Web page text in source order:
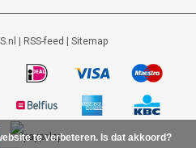
RSS-feed Sitemap
te verbeteren. Is dat akkoord?